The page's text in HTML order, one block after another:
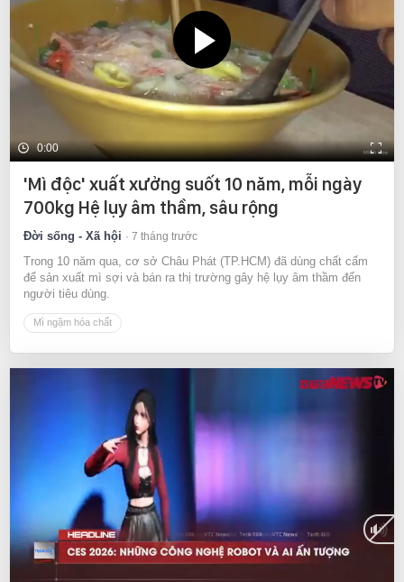
0:00
'Mì độc' xuất xưởng suốt 10 năm, mỗi ngày
700kg Hệ lụy âm thầm, sâu rộng
Đời sống - Xã hội 7 tháng trước
Trong 10 năm qua, cơ sở Châu Phát (TP.HCM) đã dùng chất cấm
để sản xuất mì sợi và bán ra thị trường gây hệ lụy âm thầm đến
người tiêu dùng.
Mì ngậm hóa chất